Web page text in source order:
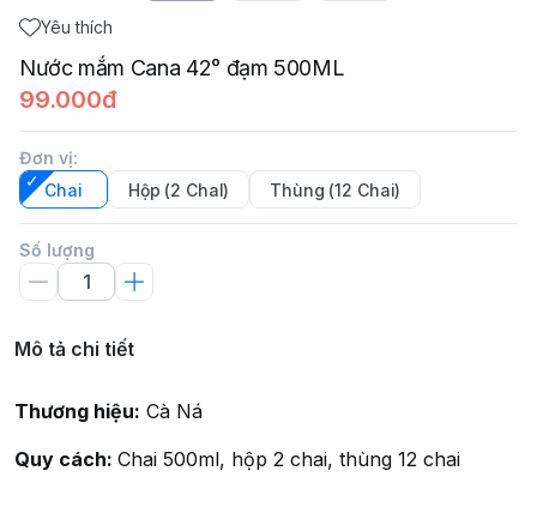
Yêu thích
Nước mắm Cana 42° đạm 500ML
99.000đ
Đơn vị:
Chai
Hộp (2 ChaI) Thùng (12 Chai)
Số lượng
Mô tả chi tiết
Thương hiệu: Cà Ná
Quy cách: Chai 500ml, hộp 2 chai, thùng 12 chai